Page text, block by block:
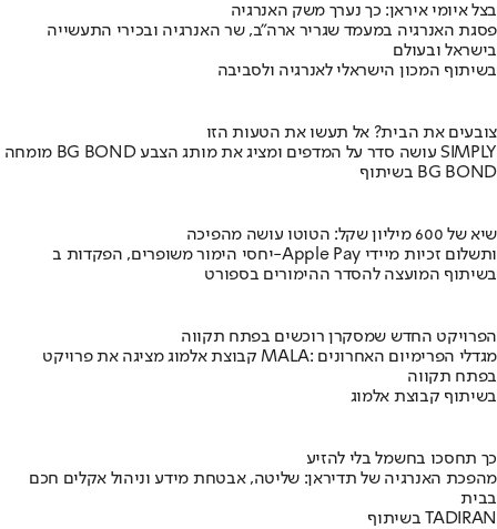
בצל איומי איראן: כך נערך משק האנרגיה
פסגת האנרגיה במעמד שגריר ארה"ב, שר האנרגיה ובכירי התעשייה
בישראל ובעולם
בשיתוף המכון הישראלי לאנרגיה ולסביבה
צובעים את הבית? אל תעשו את הטעות הזו
מומחה BG BOND עושה סדר על המדפים ומציג את מותג הצבע SIMPLY
בשיתוף BG BOND
שיא של 600 מיליון שקל: הטוטו עושה מהפיכה
יחסי הימור משופרים, הפקדות ב-Apple Pay ותשלום זכיות מיידי
בשיתוף המועצה להסדר ההימורים בספורט
הפרויקט החדש שמסקרן רוכשים בפתח תקווה
קבוצת אלמוג מציגה את פרויקט MALA: מגדלי הפרימיום האחרונים
בפתח תקווה
בשיתוף קבוצת אלמוג
כך תחסכו בחשמל בלי להזיע
מהפכת האנרגיה של תדיראן: שליטה, אבטחת מידע וניהול אקלים חכם
בבית
בשיתוף TADIRAN